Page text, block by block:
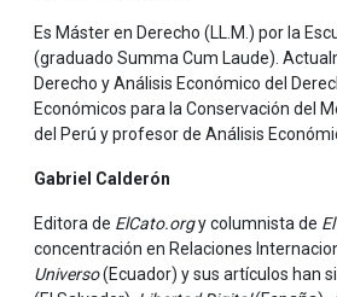
Es Máster en Derecho (LL.M.) por la
(graduado Summa Cum Laude).
Derecho y Análisis Económico del
Económicos para la Conservación del
del Perú y profesor de Análisis
Gabriel Calderón
Editora de ElCato.orgy columnista de
concentración en Relaciones
Universo(Ecuador) y sus artículos han